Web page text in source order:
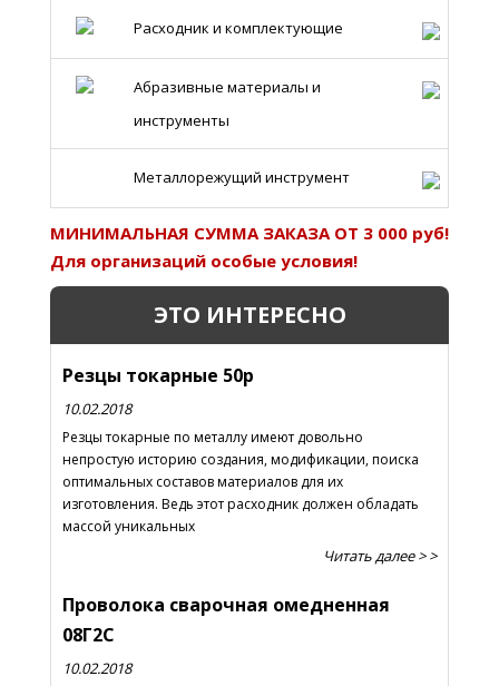
Расходник и комплектующие
Абразивные материалы и
инструменты
Металлорежущий инструмент
МИНИМАЛЬНАЯ СУММА ЗАКАЗА ОТ 3 000 руб!
Для организаций особые условия!
ЭТО ИНТЕРЕСНО
Резцы токарные 50р
10.02.2018
Резцы токарные по металлу имеют довольно
непростую историю создания, модификации, поиска
оптимальных составов материалов для их
изготовления. Ведь этот расходник должен обладать
массой уникальных
Читать далее > >
Проволока сварочная омедненная
08Г2С
10.02.2018